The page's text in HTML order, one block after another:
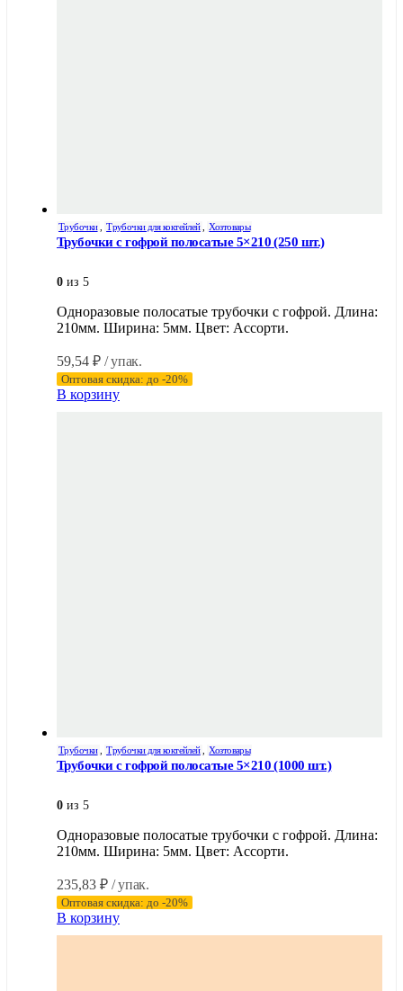
Трубочки , Трубочки для коктейлей, Хозтовары
Трубочки с гофрой полосатые 5×210 (250 шт.)
0 из 5
Одноразовые полосатые трубочки с гофрой. Длина:
210мм. Ширина: 5мм. Цвет: Ассорти.
59,54 ₽ / упак.
Оптовая скидка: до -20%
В корзину
Трубочки , Трубочки для коктейлей, Хозтовары
Трубочки с гофрой полосатые 5×210 (1000 шт.)
0 из 5
Одноразовые полосатые трубочки с гофрой. Длина:
210мм. Ширина: 5мм. Цвет: Ассорти.
235,83 ₽ / упак.
Оптовая скидка: до -20%
В корзину